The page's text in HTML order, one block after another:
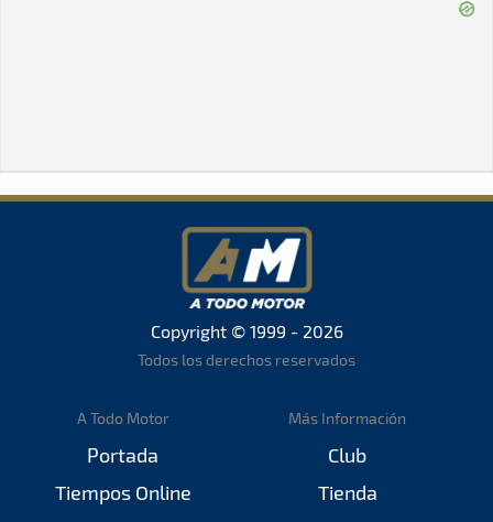
Copyright © 1999 - 2026
Todos los derechos reservados
A Todo Motor
Portada
Tiempos Online
Más Información
Club
Tienda